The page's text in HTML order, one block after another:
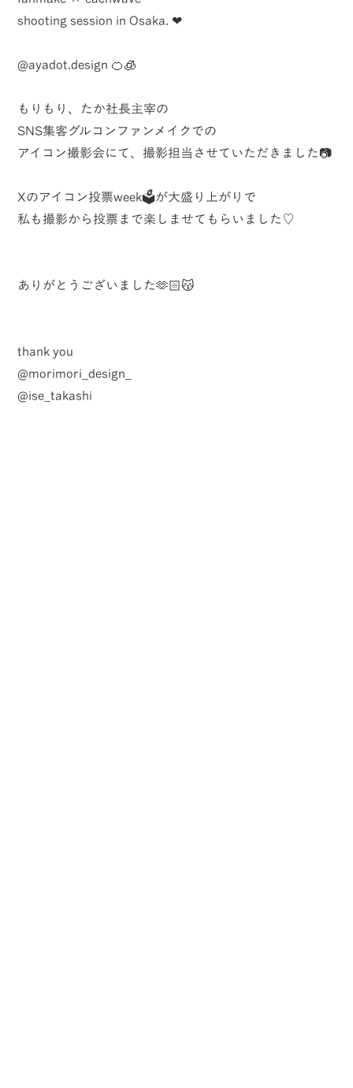
shooting session in Osaka. ❤︎
@ayadot.design🍊🧊
もりもり、たか社長主宰の
SNS集客グルコンファンメイクでの
アイコン撮影会にて、撮影担当させていただきました📷
Xのアイコン投票week🗳️が大盛り上がりで
私も撮影から投票まで楽しませてもらいました♡
ありがとうございました🫶🏻😽
thank you
@morimori_design_
@ise_takashi